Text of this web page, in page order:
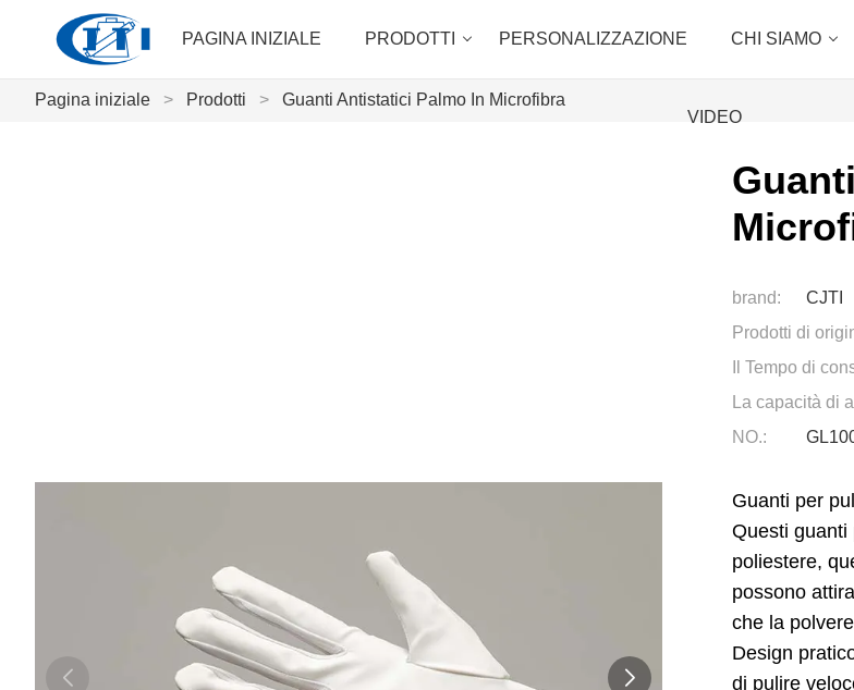
PAGINA INIZIALE PRODOTTI PERSONALIZZAZIONE CHI SIAMO
VIDEO
Pagina iniziale > Prodotti > Guanti Antistatici Palmo In Microfibra
brand:
CJTI
Prodotti di
Il Tempo di
La capacità di
NO.:
Guanti per
Questi guanti
poliestere,
possono
che la
Design
di pulire